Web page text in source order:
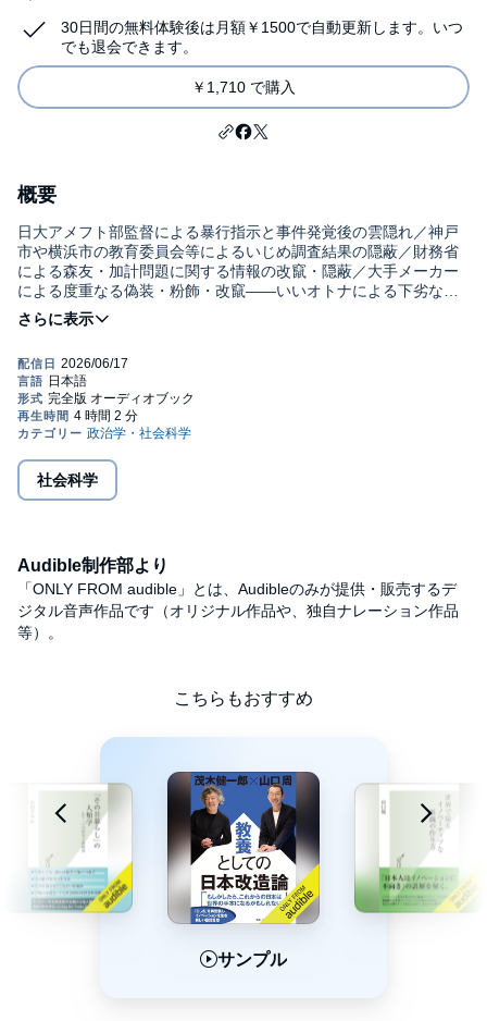
30日間の無料体験後は月額￥1500で自動更新します。いつ
でも退会できます。
￥1,710 で購入
概要
日大アメフト部監督による暴行指示と事件発覚後の雲隠れ／神戸
市や横浜市の教育委員会等によるいじめ調査結果の隠蔽／財務省
による森友・加計問題に関する情報の改竄・隠蔽／大手メーカー
による度重なる偽装・粉飾・改竄――いいオトナによる下劣な悪
事の数々は必然的に起きている！ ビジネス書大賞2018準大賞受
賞作『世界のエリートはなぜ「美意識」を鍛えるのか？』著者に
本タイトルには付属資料・PDFが用意されています。ご購入後、
PCサイトのライブラリー、またはアプリ上の「目次」からご確認
ください。©2018 Shu Yamaguchi
社会科学
Audible制作部より
「ONLY FROM audible」とは、Audibleのみが提供・販売するデ
ジタル音声作品です（オリジナル作品や、独自ナレーション作品
等）。
こちらもおすすめ
サンプル